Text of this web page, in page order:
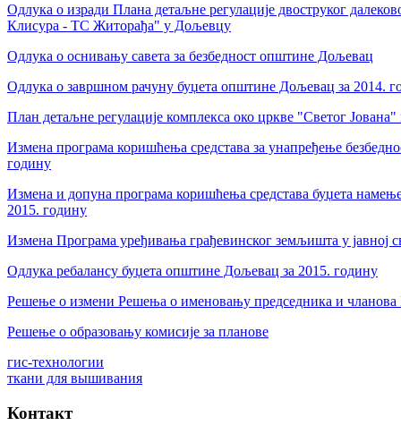
Одлука о изради Плана детаљне регулације двоструког
Клисура - ТС Житорађа" у Дољевцу
Одлука о оснивању савета за безбедност општине Дољевац
Одлука о завршном рачуну буџета општине Дољевац за 2014.
План детаљне регулације комплекса око цркве "Светог
Измена програма коришћења средстава за унапређење
годину
Измена и допуна програма коришћења средстава буџета
2015. годину
Измена Програма уређивања грађевинског земљишта у
Одлука ребалансу буџета општине Дољевац за 2015. годину
Решење о измени Решења о именовању председника и
Решење о образовању комисије за планове
гис-технологии
ткани для вышивания
Контакт